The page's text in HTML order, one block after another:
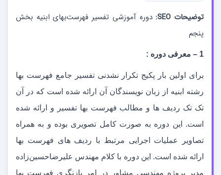
توضیحات SEO:
دوره آموزشی تفسیر فهرست‌بهای ابنیه بخش
پنجم
–معرفی دوره :
برای اولین بار پکیج تکرار نشدنی تفسیر جامع فهرست بها
رشته ابنیه از زبان نویسندگان آن ارائه شده است که در آن
تک تک ردیف ها و مطالب فهرست بها تفسیر و ارائه شده
است. این دوره به صورت کامل تصویری بوده و به همراه
تصاویر عملیات اجرایی مرتبط با ردیف های فهرست بها
ارائه شده است. این دوره با کلام مهندس علیرضاحسینزاده
مدیر پروژه مهندسی مشاور در امر بازنگری فهرست بها